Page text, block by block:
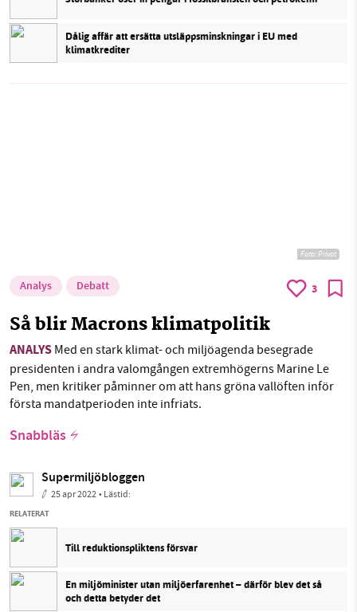
Dålig affär att ersätta utsläppsminskningar i EU med
klimatkrediter
Foto:Privat
Analys Debatt 3
Så blir Macrons klimatpolitik
ANALYS Med en stark klimat- och miljöagenda besegrade
presidenten i andra valomgången extremhögerns Marine Le
Pen, men kritiker påminner om att hans gröna vallöften inför
första mandatperioden inte infriats.
Snabbläs
Supermiljöbloggen
25 apr 2022• Lästid:
RELATERAT
Till reduktionspliktens försvar
En miljöminister utan miljöerfarenhet – därför blev det så
och detta betyder det